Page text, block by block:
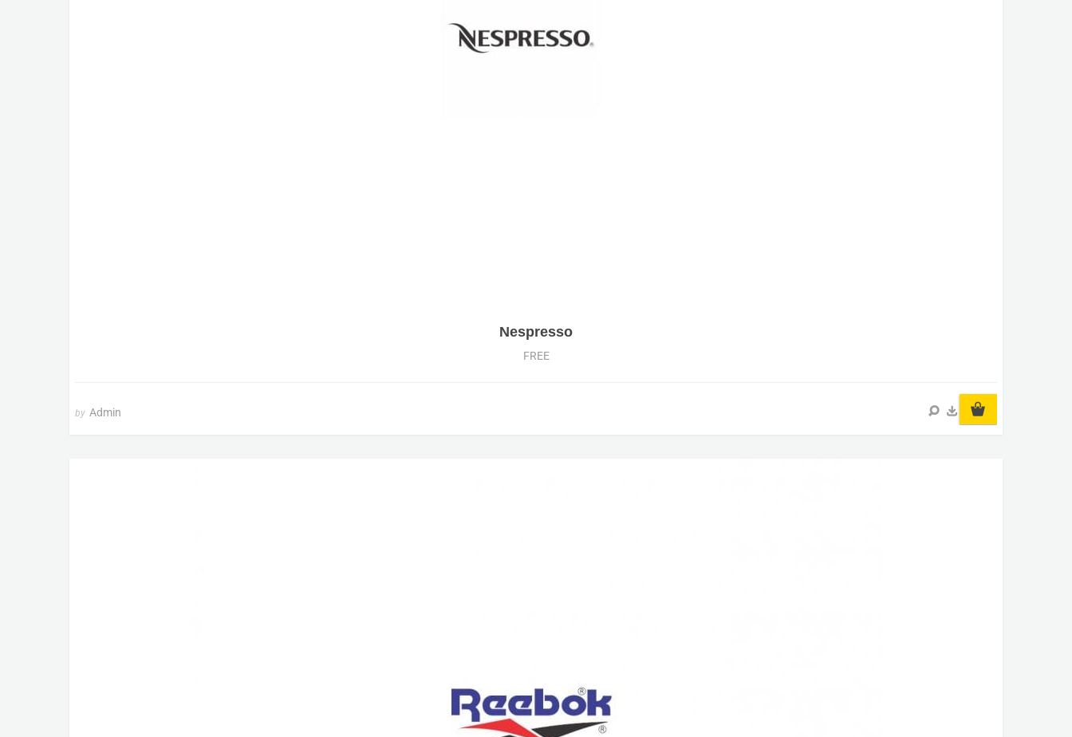
Nespresso
FREE
by Admin